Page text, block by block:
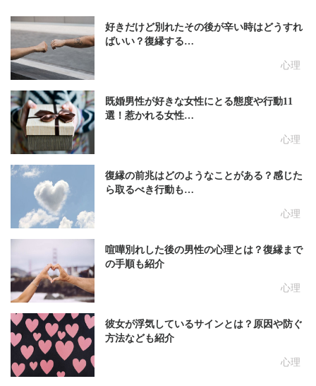
心理
好きだけど別れたその後が辛い時はどうすれ
ばいい？復縁する…
心理
既婚男性が好きな女性にとる態度や行動11
選！惹かれる女性…
心理
復縁の前兆はどのようなことがある？感じた
ら取るべき行動も…
心理
喧嘩別れした後の男性の心理とは？復縁まで
の手順も紹介
心理
彼女が浮気しているサインとは？原因や防ぐ
方法なども紹介